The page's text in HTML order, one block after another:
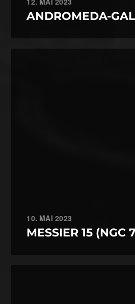
ANDROMEDA-
10. MAI 2023
MESSIER 15 (NGC